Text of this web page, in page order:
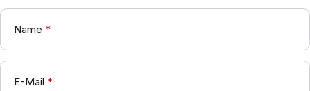
Name *
E-Mail *